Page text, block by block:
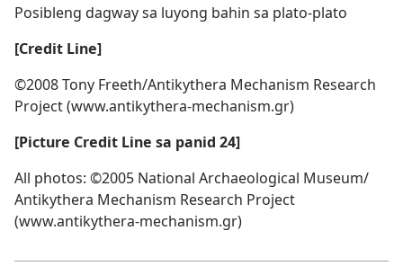
Posibleng dagway sa luyong bahin sa plato-plato
[Credit Line]
©2008 Tony Freeth/​Antikythera Mechanism Research
Project (www.antikythera-mechanism.gr)
[Picture Credit Line sa panid 24]
All photos: ©2005 National Archaeological Museum/​
Antikythera Mechanism Research Project
(www.antikythera-mechanism.gr)